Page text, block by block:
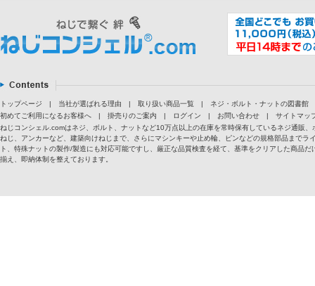
トップページ | 当社が選ばれる理由 | 取り扱い商品一覧 |
ネジ・ボルト・ナットの図書館
初めてご利用になるお客様へ
| 掛売りのご案内 | ログイン | お問い合わせ |
サイトマッ
ねじコンシェル.comはネジ、ボルト、ナットなど10万点以上の在庫を常時保有しているネジ通販
ねじ、アンカーなど、建築向けねじまで、さらにマシンキーや止め輪、ピンなどの規格部品まで
ト、特殊ナットの製作/製造にも対応可能ですし、厳正な品質検査を経て、基準をクリアした商品
揃え、即納体制を整えております。